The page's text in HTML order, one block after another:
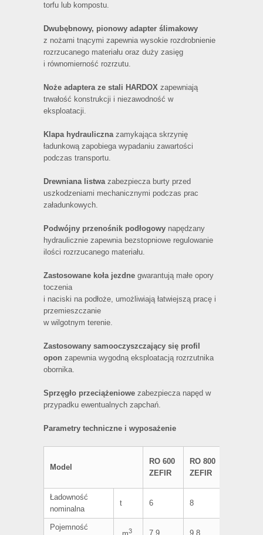
torfu lub kompostu.
Dwubębnowy, pionowy adapter ślimakowy
z nożami tnącymi zapewnia wysokie rozdrobnienie
rozrzucanego materiału oraz duży zasięg
i równomierność rozrzutu.
Noże adaptera ze stali HARDOX zapewniają
trwałość konstrukcji i niezawodność w
eksploatacji.
Klapa hydraulicznazamykająca skrzynię
ładunkową zapobiega wypadaniu zawartości
podczas transportu.
Drewniana listwazabezpiecza burty przed
uszkodzeniami mechanicznymi podczas prac
załadunkowych.
Podwójny przenośnik podłogowy napędzany
hydraulicznie zapewnia bezstopniowe regulowanie
ilości rozrzucanego materiału.
Zastosowane koła jezdne gwarantują małe opory
toczenia
i naciski na podłoże, umożliwiają łatwiejszą pracę i
przemieszczanie
w wilgotnym terenie.
Zastosowany samooczyszczający się profil
opon zapewnia wygodną eksploatacją rozrzutnika
obornika.
Sprzęgło przeciążeniowe zabezpiecza napęd w
przypadku ewentualnych zapchań.
Parametry techniczne i wyposażenie
Model
RO 600
ZEFIR
RO 800
ZEFIR
Ładowność
nominalna
t 6 8
Pojemność
3 7,9 9,8